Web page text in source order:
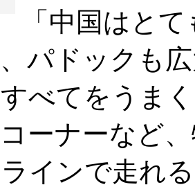
「中国はと
パドックも
べてをうま
ーナーなど
インで走れ